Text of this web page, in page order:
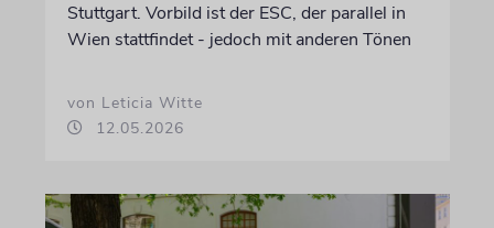
Stuttgart. Vorbild ist der ESC, der parallel in
Wien stattfindet - jedoch mit anderen Tönen
von Leticia Witte
12.05.2026